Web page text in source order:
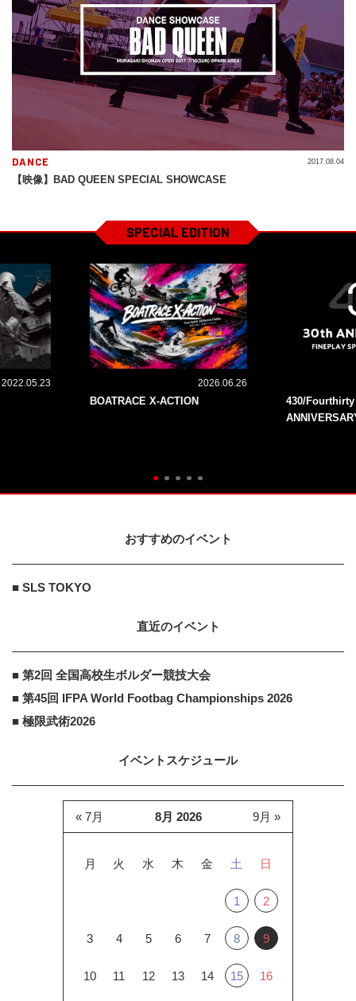
DANCE
【映像】BAD QUEEN SPECIAL SHOWCASE
2017.08.04
SPECIAL EDITION
2022.05.23 2026.06.26
BOATRACE X-ACTION
430/
おすすめのイベント
■ SLS TOKYO
直近のイベント
■ 第2回 全国高校生ボルダー競技大会
■ 第45回 IFPA World Footbag Championships 2026
■ 極限武術2026
イベントスケジュール
8月 2026
月 火 水 木 金 土 日
1 2
3 4 5 6 7 8 9
10 11 12 13 14 15 16
« 7月 9月 »